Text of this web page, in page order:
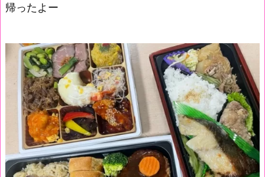
帰ったよー